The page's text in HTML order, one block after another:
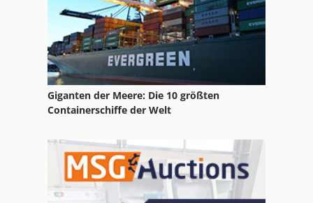
Multi Schweißgerät
Nc Fräsmaschine
Nc Teilapparat
Schleifbock Mit Absaugung
Schlitz Und Zapfenmaschine
Giganten der Meere: Die 10 größten
Containerschiffe der Welt